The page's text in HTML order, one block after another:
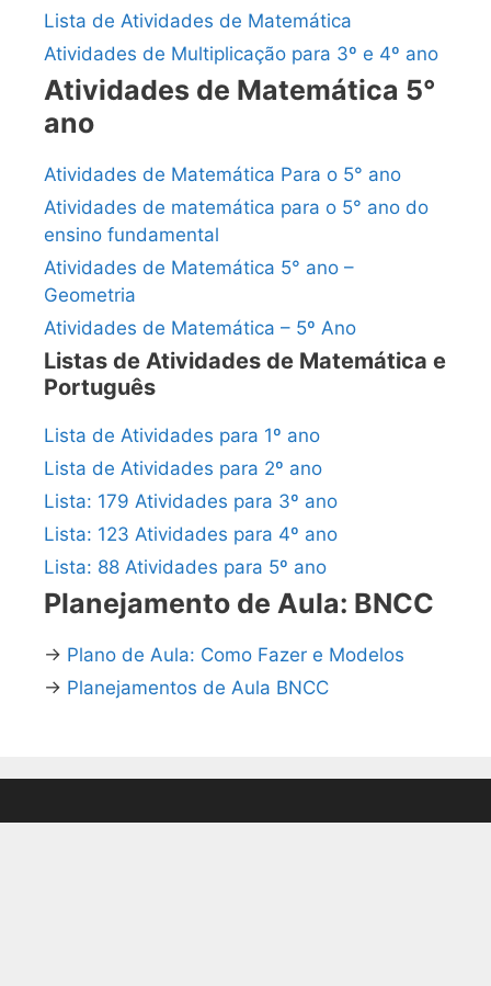
Lista de Atividades de Matemática
Atividades de Multiplicação para 3º e 4º ano
Atividades de Matemática 5°
ano
Atividades de Matemática Para o 5° ano
Atividades de matemática para o 5° ano do
ensino fundamental
Atividades de Matemática 5° ano –
Geometria
Atividades de Matemática – 5º Ano
Listas de Atividades de Matemática e
Português
Lista de Atividades para 1º ano
Lista de Atividades para 2º ano
Lista: 179 Atividades para 3º ano
Lista: 123 Atividades para 4º ano
Lista: 88 Atividades para 5º ano
Planejamento de Aula: BNCC
→ Plano de Aula: Como Fazer e Modelos
→ Planejamentos de Aula BNCC